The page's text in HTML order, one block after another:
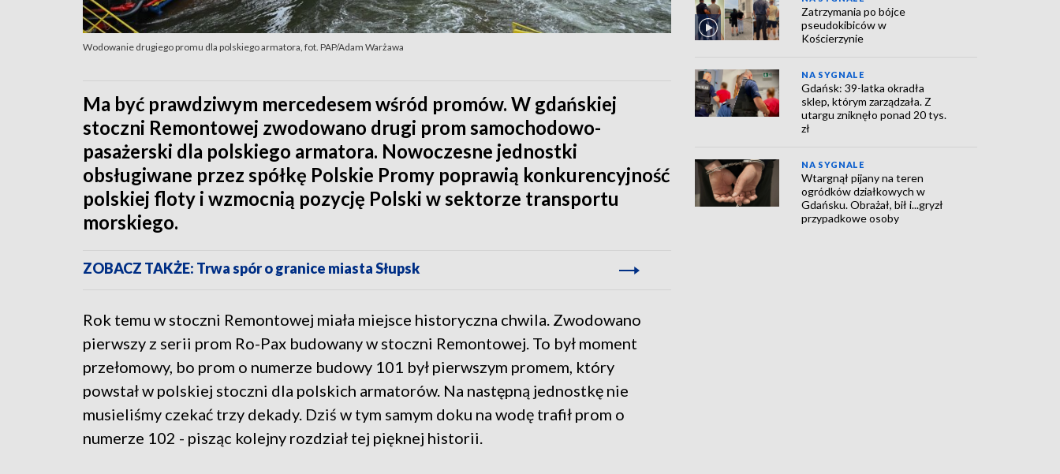
Wodowanie drugiego promu dla polskiego armatora, fot. PAP/Adam Warżawa
Ma być prawdziwym mercedesem wśród promów. W gdańskiej
stoczni Remontowej zwodowano drugi prom samochodowo-
pasażerski dla polskiego armatora. Nowoczesne jednostki
obsługiwane przez spółkę Polskie Promy poprawią konkurencyjność
polskiej floty i wzmocnią pozycję Polski w sektorze transportu
morskiego.
ZOBACZ TAKŻE: Trwa spór o granice miasta Słupsk
Rok temu w stoczni Remontowej miała miejsce historyczna chwila. Zwodowano
pierwszy z serii prom Ro-Pax budowany w stoczni Remontowej. To był moment
przełomowy, bo prom o numerze budowy 101 był pierwszym promem, który
powstał w polskiej stoczni dla polskich armatorów. Na następną jednostkę nie
musieliśmy czekać trzy dekady. Dziś w tym samym doku na wodę trafił prom o
numerze 102 - pisząc kolejny rozdział tej pięknej historii.
Zatrzymania po bójce
pseudokibiców w
Kościerzynie
NA SYGNALE
Gdańsk: 39-latka okradła
sklep, którym zarządzała. Z
utargu zniknęło ponad 20 tys.
zł
NA SYGNALE
Wtargnął pijany na teren
ogródków działkowych w
Gdańsku. Obrażał, bił i...gryzł
przypadkowe osoby